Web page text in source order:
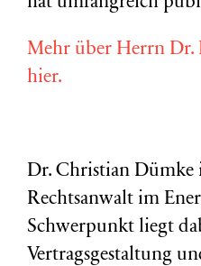
Mehr über Herrn
hier.
Dr. Christian Dümke
Rechtsanwalt im
Schwerpunkt liegt
Vertragsgestaltung